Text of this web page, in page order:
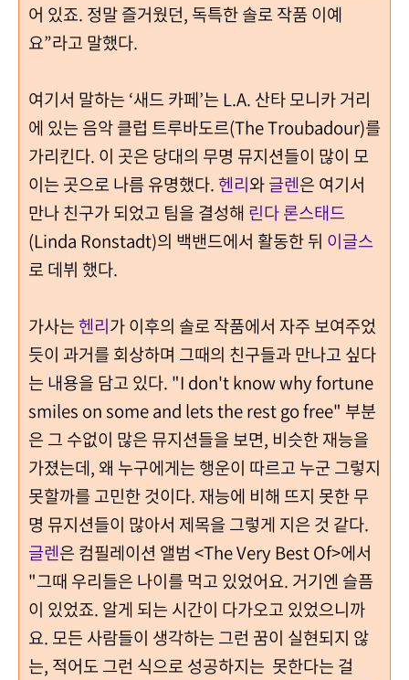
어 있죠. 정말 즐거웠던, 독특한 솔로 작품 이예
요”라고 말했다.
여기서 말하는 ‘새드 카페’는 L.A. 산타 모니카 거리
에 있는 음악 클럽 트루바도르(The Troubadour)를
가리킨다. 이 곳은 당대의 무명 뮤지션들이 많이 모
이는 곳으로 나름 유명했다. 헨리와글렌은 여기서
만나 친구가 되었고 팀을 결성해 린다 론스태드
(Linda Ronstadt)의 백밴드에서 활동한 뒤 이글스
로 데뷔 했다.
가사는 헨리가 이후의 솔로 작품에서 자주 보여주었
듯이 과거를 회상하며 그때의 친구들과 만나고 싶다
는 내용을 담고 있다. "I don't know why fortune
smiles on some and lets the rest go free" 부분
은 그 수없이 많은 뮤지션들을 보면, 비슷한 재능을
가졌는데, 왜 누구에게는 행운이 따르고 누군 그렇지
못할까를 고민한 것이다. 재능에 비해 뜨지 못한 무
명 뮤지션들이 많아서 제목을 그렇게 지은 것 같다.
글렌은 컴필레이션 앨범 <The Very Best Of>에서
"그때 우리들은 나이를 먹고 있었어요. 거기엔 슬픔
이 있었죠. 알게 되는 시간이 다가오고 있었으니까
요. 모든 사람들이 생각하는 그런 꿈이 실현되지 않
는, 적어도 그런 식으로 성공하지는 못한다는 걸